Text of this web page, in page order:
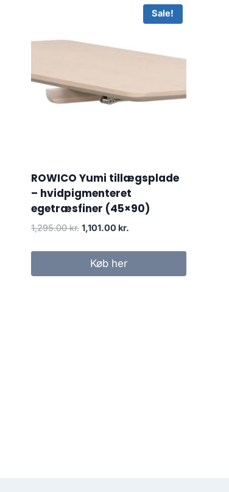
Sale!
ROWICO Yumi tillægsplade
– hvidpigmenteret
egetræsfiner (45×90)
1,295.00kr. 1,101.00 kr.
Køb her